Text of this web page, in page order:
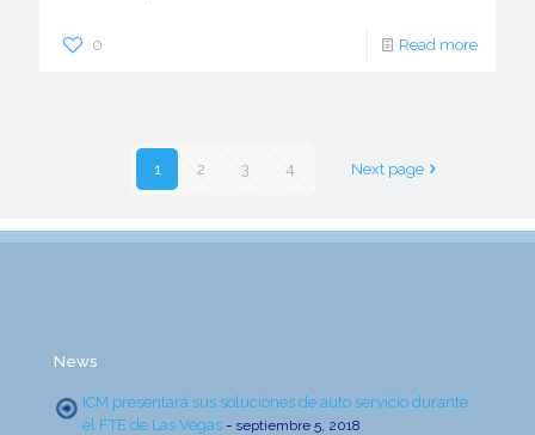
0 Read more
1 2 3 4 Next page
News
ICM presentará sus soluciones de auto servicio durante
el FTE de Las Vegas - septiembre 5, 2018